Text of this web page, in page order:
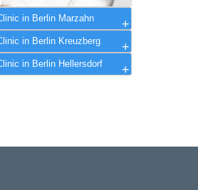
Joselowitsch
in Berlin Marzahn
in Berlin Kreuzberg
in Berlin Hellersdorf